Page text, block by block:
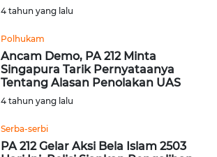
4 tahun yang lalu
Polhukam
Ancam Demo, PA 212 Minta
Singapura Tarik Pernyataanya
Tentang Alasan Penolakan UAS
4 tahun yang lalu
Serba-serbi
PA 212 Gelar Aksi Bela Islam 2503